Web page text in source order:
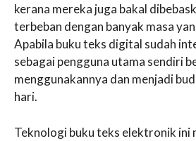
kerana mereka juga bakal
terbeban dengan banyak masa
Apabila buku teks digital sudah
sebagai pengguna utama sendiri
menggunakannya dan menjadi
hari.
Teknologi buku teks elektronik ini